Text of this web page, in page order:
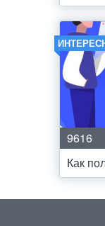
9616
Как